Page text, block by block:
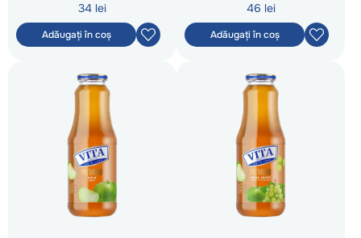
34 lei
Adăugați în coș
46 lei
Adăugați în coș